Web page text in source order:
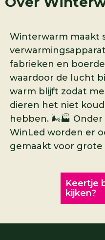
Winterwarm maakt
fabrieken en
waardoor de lucht
warm blijft zodat
dieren het niet
hebben. 🌬️🏭 Onder
WinLed worden er
gemaakt voor
Keertje
kijken?